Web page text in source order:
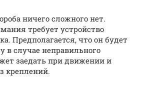
ничего сложного нет.
требует устройство
Предполагается, что он будет
в случае неправильного
заедать при движении и
креплений.